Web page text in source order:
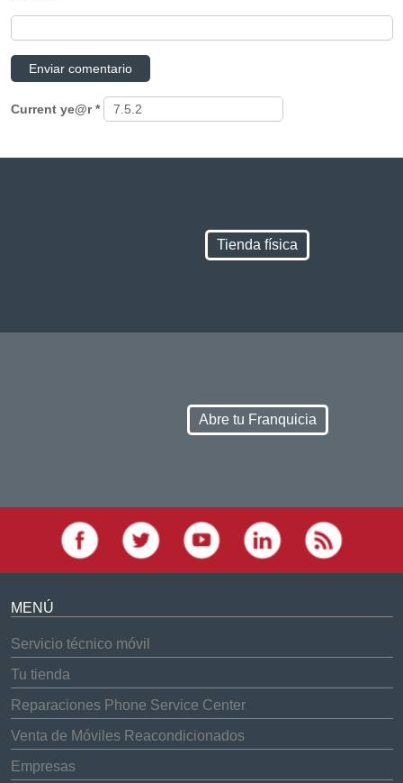
Current ye@r*
Tienda física
Abre tu Franquicia
MENÚ
Servicio técnico móvil
Tu tienda
Reparaciones Phone Service Center
Venta de Móviles Reacondicionados
Empresas